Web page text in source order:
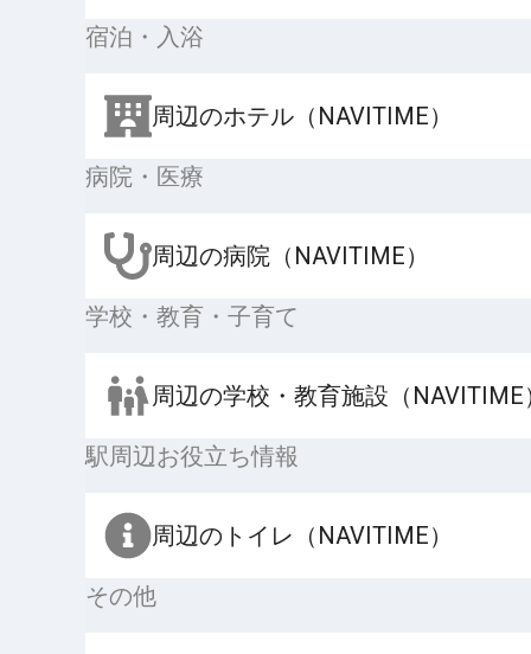
宿泊・入浴
周辺のホテル（NAVITIME）
病院・医療
周辺の病院（NAVITIME）
学校・教育・子育て
周辺の学校・教育施設（NAVITIME
駅周辺お役立ち情報
周辺のトイレ（NAVITIME）
その他